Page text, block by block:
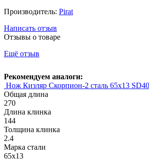
Производитель: Pirat
Написать отзыв
Отзывы о товаре
Ещё отзыв
Рекомендуем аналоги:
Нож Кизляр Скорпион-2 сталь 65х13
Общая длина
270
Длина клинка
144
Толщина клинка
2.4
Марка стали
65х13